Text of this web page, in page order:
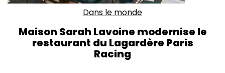
Dans le monde
Maison Sarah Lavoine modernise le
restaurant du Lagardère Paris
Racing